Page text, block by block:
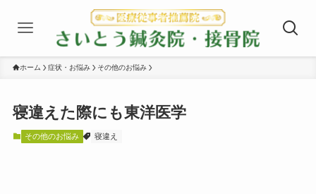
ホーム 症状・お悩み その他のお悩み
寝違えた際にも東洋医学
その他のお悩み 寝違え